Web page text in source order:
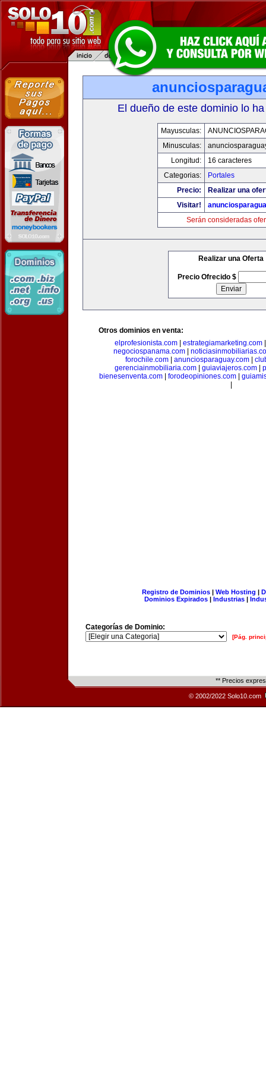
El dueño de este dominio lo
Mayusculas:
Minusculas:
Longitud:
16 caracteres
Categorias:
Portales
Precio:
Realizar una
Visitar!
Serán consideradas
Realizar una Oferta
Precio Ofrecido $
Otros dominios en venta:
elprofesionista.com
estrategiamarketing.com
negociospanama.com
forochile.com| anunciosparaguay.com|
gerenciainmobiliaria.com
guiaviajeros.com
bienesenventa.com
forodeopiniones.com
Registro de Dominios| Web Hosting |
Dominios Expirados | Industrias |
Categorías de Dominio:
[Pág.
** Precios
© 2002/2022 Solo10.com